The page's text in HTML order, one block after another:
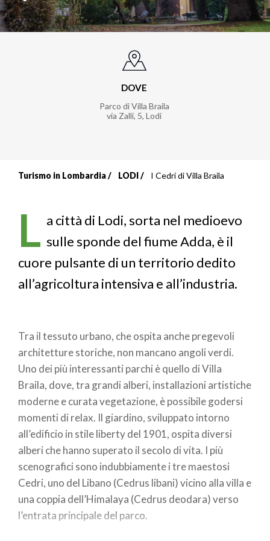
DOVE
Parco di Villa Braila
via Zalli, 5, Lodi
di
pane
Turismo in Lombardia LODI I Cedri di Villa Braila
L a città di Lodi, sorta nel medioevo
sulle sponde del fiume Adda, è il
cuore pulsante di un territorio dedito
all’agricoltura intensiva e all’industria.
Tra il tessuto urbano, che ospita anche pregevoli
architetture storiche, non mancano angoli verdi.
Uno dei più interessanti parchi è quello di Villa
Braila, dove, tra grandi alberi, installazioni artistiche
moderne e curata vegetazione, è possibile godersi
momenti di relax. Il giardino, sviluppato intorno
all’edificio in stile liberty del 1901, ospita diversi
alberi che hanno superato il secolo di vita. I più
scenografici sono indubbiamente i tre maestosi
Cedri, uno del Libano (Cedrus libani) vicino alla villa e
una coppia dell’Himalaya (Cedrus deodara) verso
l’entrata principale del parco.